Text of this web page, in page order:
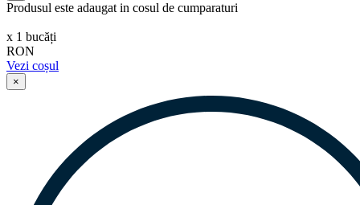
Produsul este adaugat in cosul de cumparaturi
х 1 bucăți
RON
Vezi coșul
×